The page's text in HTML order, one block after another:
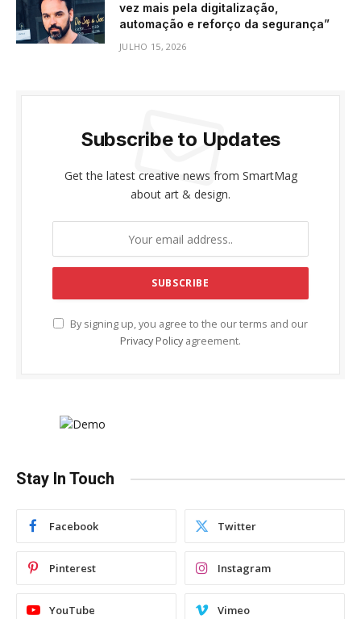
vez mais pela digitalização,
automação e reforço da segurança”
JULHO 15, 2026
Subscribe to Updates
Get the latest creative news from SmartMag
about art & design.
By signing up, you agree to the our terms and our
Privacy Policy agreement.
Stay In Touch
Facebook Twitter
Pinterest Instagram
YouTube Vimeo